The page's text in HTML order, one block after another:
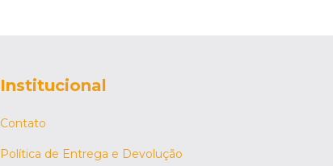
Institucional
Contato
Política de Entrega e Devolução